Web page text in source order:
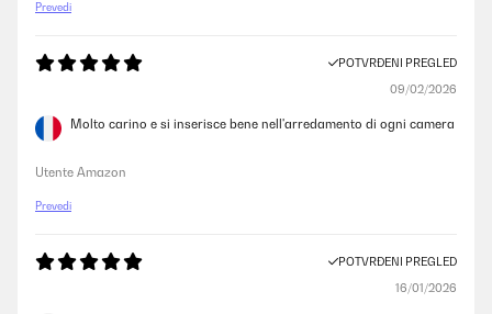
Prevedi
POTVRĐENI PREGLED
09/02/2026
Molto carino e si inserisce bene nell'arredamento di ogni camera
Utente Amazon
Prevedi
POTVRĐENI PREGLED
16/01/2026